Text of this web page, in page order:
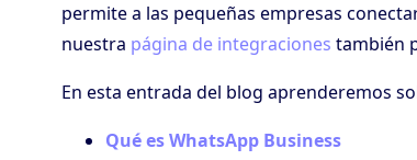
permite a las pequeñas empresas
nuestra página de integraciones también
En esta entrada del blog aprenderemos
Qué es WhatsApp Business